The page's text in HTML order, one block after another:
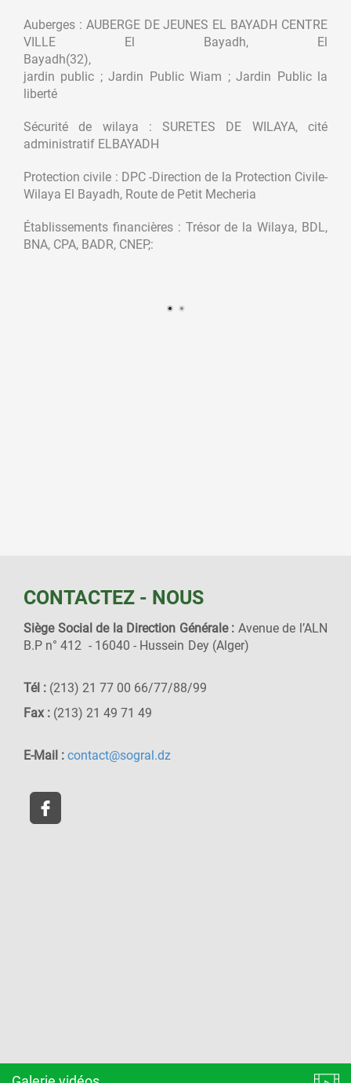
Auberges : AUBERGE DE JEUNES EL BAYADH CENTRE
VILLE El Bayadh, El
Bayadh(32),
jardin public ; Jardin Public Wiam ; Jardin Public la
liberté
Sécurité de wilaya : SURETES DE WILAYA, cité
administratif ELBAYADH
Protection civile : DPC -Direction de la Protection Civile-
Wilaya El Bayadh, Route de Petit Mecheria
Établissements financières : Trésor de la Wilaya, BDL,
BNA, CPA, BADR, CNEP,:
CONTACTEZ - NOUS
Siège Social de la Direction Générale : Avenue de l’ALN
B.P n° 412 - 16040 - Hussein Dey (Alger)
Tél : (213) 21 77 00 66/77/88/99
Fax : (213) 21 49 71 49
E-Mail : contact@sogral.dz